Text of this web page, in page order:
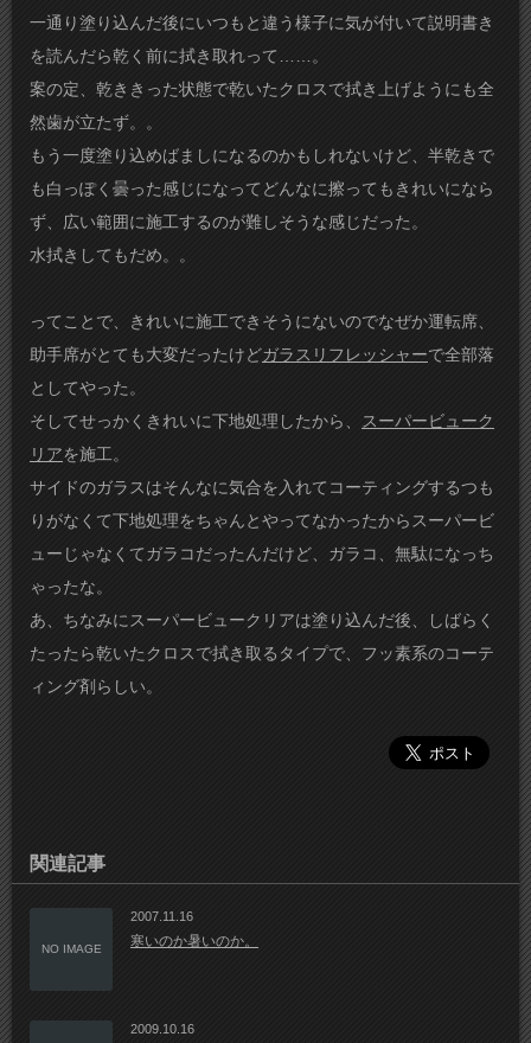
一通り塗り込んだ後にいつもと違う様子に気が付いて説明書き
を読んだら乾く前に拭き取れって……。
案の定、乾ききった状態で乾いたクロスで拭き上げようにも全
然歯が立たず。。
もう一度塗り込めばましになるのかもしれないけど、半乾きで
も白っぽく曇った感じになってどんなに擦ってもきれいになら
ず、広い範囲に施工するのが難しそうな感じだった。
水拭きしてもだめ。。
ってことで、きれいに施工できそうにないのでなぜか運転席、
助手席がとても大変だったけどガラスリフレッシャーで全部落
としてやった。
そしてせっかくきれいに下地処理したから、
スーパービューク
リアを施工。
サイドのガラスはそんなに気合を入れてコーティングするつも
りがなくて下地処理をちゃんとやってなかったからスーパービ
ューじゃなくてガラコだったんだけど、ガラコ、無駄になっち
ゃったな。
あ、ちなみにスーパービュークリアは塗り込んだ後、しばらく
たったら乾いたクロスで拭き取るタイプで、フッ素系のコーテ
ィング剤らしい。
関連記事
NO IMAGE
2007.11.16
寒いのか暑いのか。
2009.10.16